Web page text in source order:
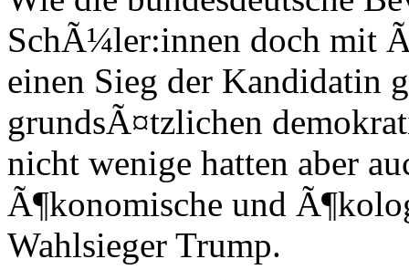
SchÃ¼ler:innen doch mit
einen Sieg der Kandidatin
grundsÃ¤tzlichen
nicht wenige hatten aber
Ã¶konomische und
Wahlsieger Trump.